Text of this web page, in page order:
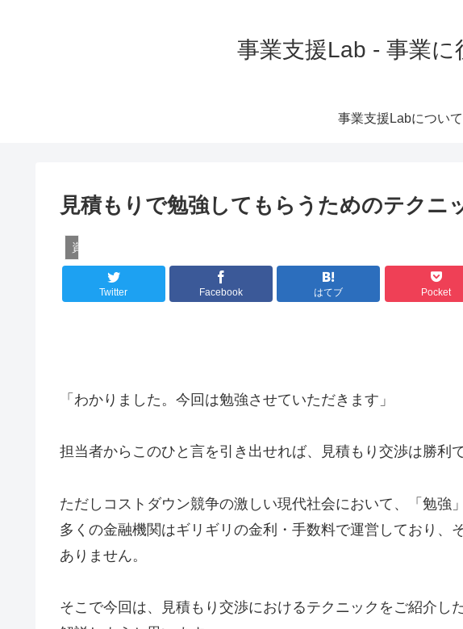
事業支援Lab - 事業
事業支援Labについて
見積もりで勉強してもらうためのテクニ
資金調達アイミツの基礎知識
Twitter Facebook はてブ Pocket
「わかりました。今回は勉強させていただきます」
担当者からこのひと言を引き出せれば、見積もり交渉は勝利で
ただしコストダウン競争の激しい現代社会において、「勉強
多くの金融機関はギリギリの金利・手数料で運営しており、
ありません。
そこで今回は、見積もり交渉におけるテクニックをご紹介し